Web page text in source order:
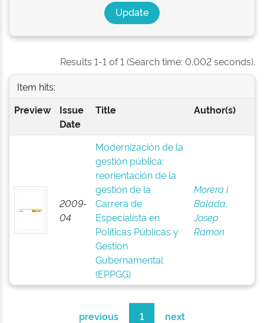
Results 1-1 of 1 (Search time: 0.002 seconds).
Item hits:
Preview
Issue
Date
Title Author(s)
2009-
04
Modernización de la
gestión pública:
reorientación de la
gestión de la
Carrera de
Especialista en
Políticas Públicas y
Gestión
Gubernamental
(EPPGG)
Morera i
Balada,
Josep
Ramon
previous 1 next